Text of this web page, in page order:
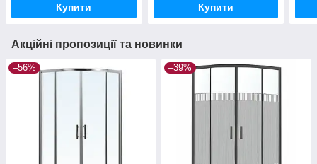
Купити Купити
Акційні пропозиції та новинки
–56% –39%